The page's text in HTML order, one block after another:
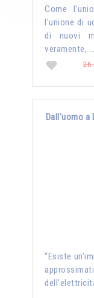
Come
l'unione di
di nuovi
veramente, …
Dall'uomo a
“Esiste